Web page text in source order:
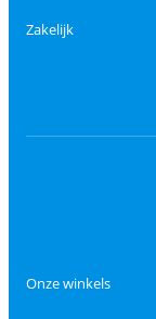
Zakelijk
Onze winkels